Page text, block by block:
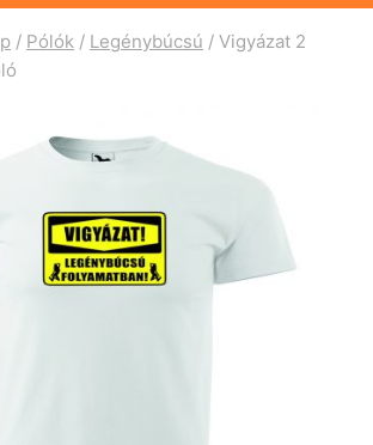
/ Pólók / Legénybúcsú / Vigyázat 2